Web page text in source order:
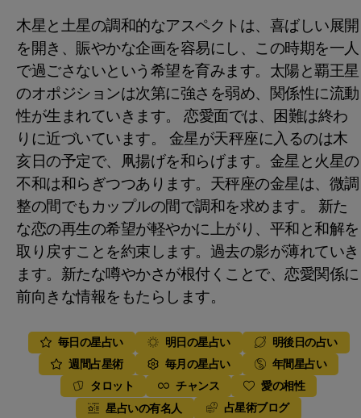
木星と土星の調和的なアスペクトは、喜ばしい展開
を開き、賑やかな企画を容易にし、この時期を一人
で過ごさないという希望を育みます。太陽と覇王星
のオポジションは次第に強さを弱め、関係性に流動
性が生まれていきます。 恋愛面では、困難は終わ
りに近づいています。 金星が天秤座に入るのは木
亥日の予定で、凧揚げを和らげます。金星と火星の
不和は和らぎつつあります。天秤座の金星は、微調
整の間でもカップルの間で調和を求めます。 新た
な恋の再生の希望が軽やかに上がり、平和と和解を
取り戻すことを約束します。過去の影が薄れていき
ます。新たな噂やかさが根付くことで、恋愛関係に
前向きな情報をもたらします。
毎日の星占い 明日の星占い
明後日の占い
週間占星術
毎月の星占い
年間星占い
タロット
チャンス
愛の相性
星占いの有名人
占星術ブログ